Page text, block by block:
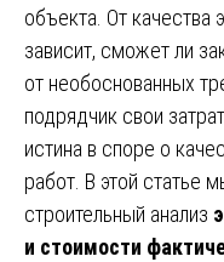
объекта. От качества
зависит, сможет ли
от необоснованных
подрядчик свои
истина в споре о
работ. В этой статье
строительный анализ
и стоимости